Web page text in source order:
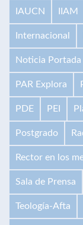
IAUCN IIAM
Internacional
Noticia Portada
PAR Explora
PDE PEI
Postgrado
Rector en los
Sala de Prensa
Teología-Afta